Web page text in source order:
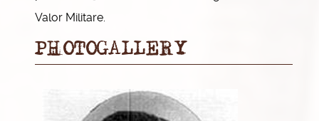
Valor Militare.
PHOTOGALLERY